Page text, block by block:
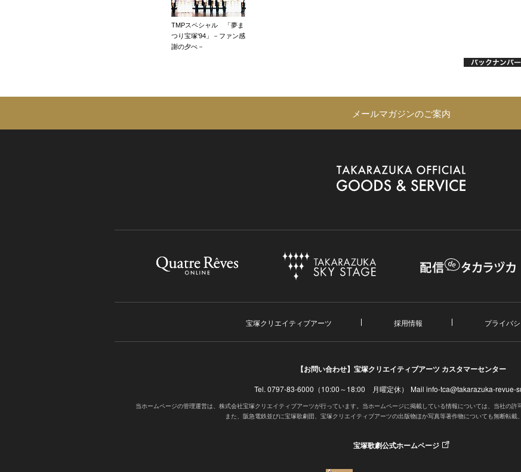
TMPスペシャル 「夢ま
つり宝塚'94」－ファン感
謝の夕べ－
メールマガジンのご案内
宝塚クリエイティブアーツ 採用情報 プライバ
【お問い合わせ】 宝塚クリエイティブアーツ カスタマーセンター
Tel. 0797-83-6000（10:00～18:00 月曜定休） Mail info-tca@takarazuka-revue-
当ホームページの管理運営は、株式会社宝塚クリエイティブアーツが行っています。当ホームページに掲載している情報については、当社の許
また、阪急電鉄並びに宝塚歌劇団、宝塚クリエイティブアーツの出版物ほか写真等著作物についても無断転載
宝塚歌劇公式ホームページ